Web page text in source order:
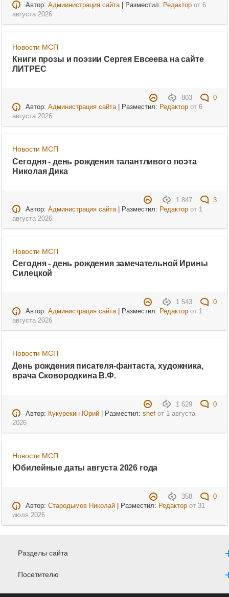
Автор: Адмиинистрация сайта| Разместил: Редакторот 6
августа 2026
Новости МСП
Книги прозы и поэзии Сергея Евсеева на сайте
ЛИТРЕС
803
0
Автор: Администрация сайта| Разместил: Редакторот 6
августа 2026
Новости МСП
Сегодня - день рождения талантливого поэта
Николая Дика
1 847
3
Автор: Администрация сайта| Разместил: Редакторот 1
августа 2026
Новости МСП
Сегодня - день рождения замечательной Ирины
Силецкой
1 543
0
Автор: Администрация сайта| Разместил: Редакторот 1
августа 2026
Новости МСП
День рождения писателя-фантаста, художника,
врача Сковородкина В.Ф.
1 629
0
Автор: Кукурекин Юрий| Разместил: shefот 1 августа
2026
Новости МСП
Юбилейные даты августа 2026 года
358
0
Автор: Стародымов Николай| Разместил: Редакторот 31
июля 2026
Разделы сайта
Посетителю